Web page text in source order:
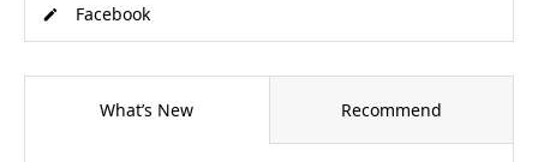
Facebook
What’s New Recommend